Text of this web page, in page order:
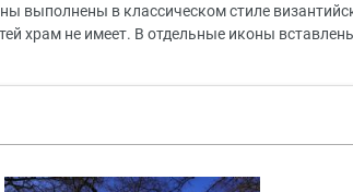
выполнены в классическом стиле
храм не имеет. В отдельные иконы